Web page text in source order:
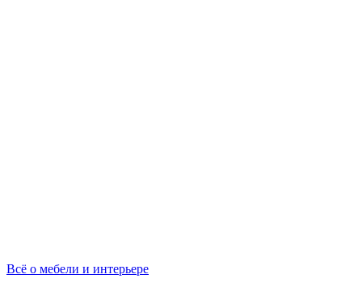
Всё о мебели и интерьере